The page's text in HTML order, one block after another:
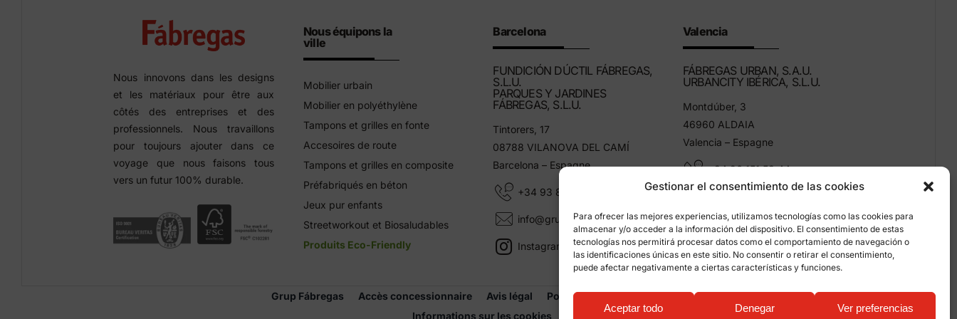
Gestionar el consentimiento de las cookies
Para ofrecer las mejores experiencias, utilizamos tecnologías como las cookies para
almacenar y/o acceder a la información del dispositivo. El consentimiento de estas
tecnologías nos permitirá procesar datos como el comportamiento de navegación o
las identificaciones únicas en este sitio. No consentir o retirar el consentimiento,
puede afectar negativamente a ciertas características y funciones.
Aceptar todo Denegar Ver preferencias
Nous innovons dans les designs
et les matériaux pour être aux
côtés des entreprises et des
professionnels. Nous travaillons
pour toujours ajouter dans ce
voyage que nous faisons tous
vers un futur 100% durable.
Nous équipons la
ville
Mobilier urbain
Mobilier en polyéthylène
Tampons et grilles en fonte
Accesoires de route
Tampons et grilles en composite
Préfabriqués en béton
Jeux pur enfants
Streetworkout et Biosaludables
Produits Eco-Friendly
Barcelona
FUNDICIÓN DÚCTIL FÁBREGAS,
S.L.U.
PARQUES Y JARDINES
FÁBREGAS, S.L.U.
Tintorers, 17
08788 VILANOVA DEL CAMÍ
Barcelona – Espagne
+34 93 805 11 25
info@grupfabregas.com
Instagram Grup Fábregas
Valencia
FÁBREGAS URBAN, S.A.U.
URBANCITY IBÉRICA, S.L.U.
Montdúber, 3
46960 ALDAIA
Valencia – Espagne
+34 96 151 53 44
Grup Fábregas Accès concessionnaire Avis légal
Politique de confidentialité
Informations sur les cookies